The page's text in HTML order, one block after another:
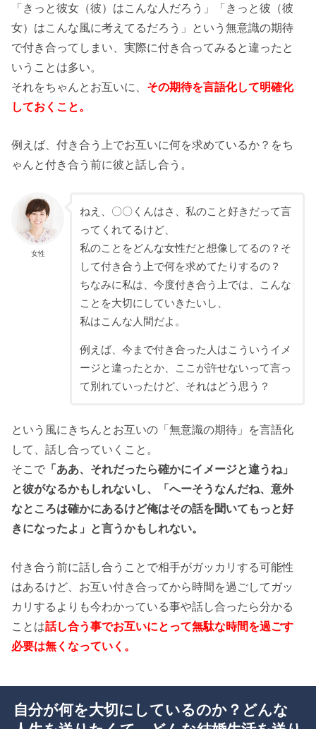
「きっと彼女（彼）はこんな人だろう」「きっと彼（彼
女）はこんな風に考えてるだろう」という無意識の期待
で付き合ってしまい、実際に付き合ってみると違ったと
いうことは多い。
それをちゃんとお互いに、 その期待を言語化して明確化
しておくこと。
例えば、付き合う上でお互いに何を求めているか？をち
ゃんと付き合う前に彼と話し合う。
女性
ねえ、〇〇くんはさ、私のこと好きだって言
ってくれてるけど、
私のことをどんな女性だと想像してるの？そ
して付き合う上で何を求めてたりするの？
ちなみに私は、今度付き合う上では、こんな
ことを大切にしていきたいし、
私はこんな人間だよ。
例えば、今まで付き合った人はこういうイメ
ージと違ったとか、ここが許せないって言っ
て別れていったけど、それはどう思う？
という風にきちんとお互いの「無意識の期待」を言語化
して、話し合っていくこと。
そこで 「ああ、それだったら確かにイメージと違うね」
と彼がなるかもしれないし、「へーそうなんだね、意外
なところは確かにあるけど俺はその話を聞いてもっと好
きになったよ」と言うかもしれない。
付き合う前に話し合うことで相手がガッカリする可能性
はあるけど、お互い付き合ってから時間を過ごしてガッ
カリするよりも今わかっている事や話し合ったら分かる
ことは話し合う事でお互いにとって無駄な時間を過ごす
必要は無くなっていく。
自分が何を大切にしているのか？どんな